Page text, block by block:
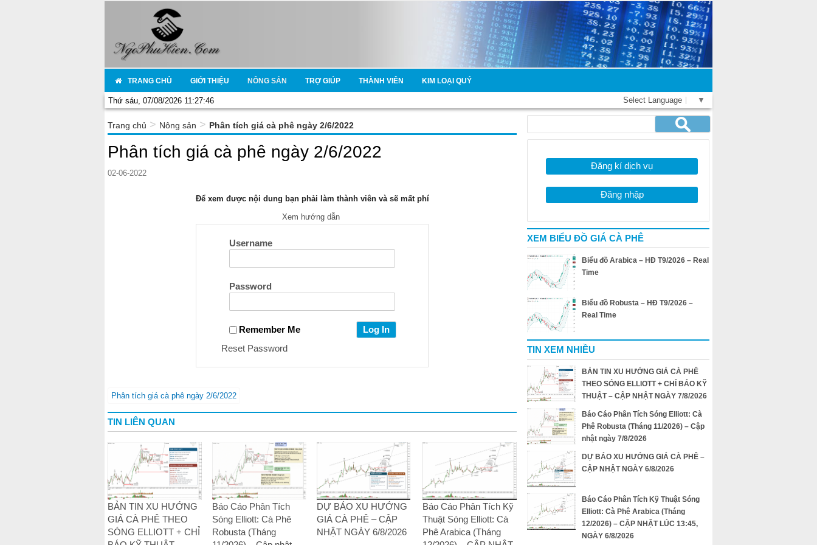
TRANG CHỦ GIỚI THIỆU NÔNG SẢN TRỢ GIÚP THÀNH VIÊN KIM LOẠI QUÝ
Thứ sáu, 07/08/2026 11:27:46 Select Language ▼
Trang chủ > Nông sản > Phân tích giá cà phê ngày 2/6/2022
Phân tích giá cà phê ngày 2/6/2022
02-06-2022
Để xem được nội dung bạn phải làm thành viên và sẽ mất phí
Xem hướng dẫn
Username
Password
Remember Me
Reset Password
Phân tích giá cà phê ngày 2/6/2022
TIN LIÊN QUAN
BẢN TIN XU HƯỚNG
GIÁ CÀ PHÊ THEO
SÓNG ELLIOTT + CHỈ
Báo Cáo Phân Tích
Sóng Elliott: Cà Phê
Robusta (Tháng
DỰ BÁO XU HƯỚNG
GIÁ CÀ PHÊ – CẬP
NHẬT NGÀY 6/8/2026
Báo Cáo Phân Tích Kỹ
Thuật Sóng Elliott: Cà
Phê Arabica (Tháng
Đăng kí dịch vụ
Đăng nhập
XEM BIỂU ĐỒ GIÁ CÀ PHÊ
Biểu đồ Arabica – HĐ T9/2026 – Real
Time
Biểu đồ Robusta – HĐ T9/2026 –
Real Time
TIN XEM NHIỀU
BẢN TIN XU HƯỚNG GIÁ CÀ PHÊ
THEO SÓNG ELLIOTT + CHỈ BÁO KỸ
THUẬT – CẬP NHẬT NGÀY 7/8/2026
Báo Cáo Phân Tích Sóng Elliott: Cà
Phê Robusta (Tháng 11/2026) – Cập
nhật ngày 7/8/2026
DỰ BÁO XU HƯỚNG GIÁ CÀ PHÊ –
CẬP NHẬT NGÀY 6/8/2026
Báo Cáo Phân Tích Kỹ Thuật Sóng
Elliott: Cà Phê Arabica (Tháng
12/2026) – CẬP NHẬT LÚC 13:45,
NGÀY 6/8/2026